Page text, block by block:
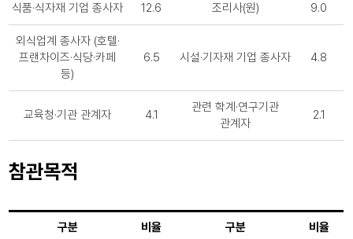
식품·식자재 기업 종사자 12.6 조리사(원) 9.0
외식업계 종사자 (호텔·
프랜차이즈·식당·카페
등)
6.5 시설·기자재 기업 종사자 4.8
교육청·기관 관계자 4.1
관련 학계·연구기관
관계자
2.1
참관목적
구분 비율 구분 비율